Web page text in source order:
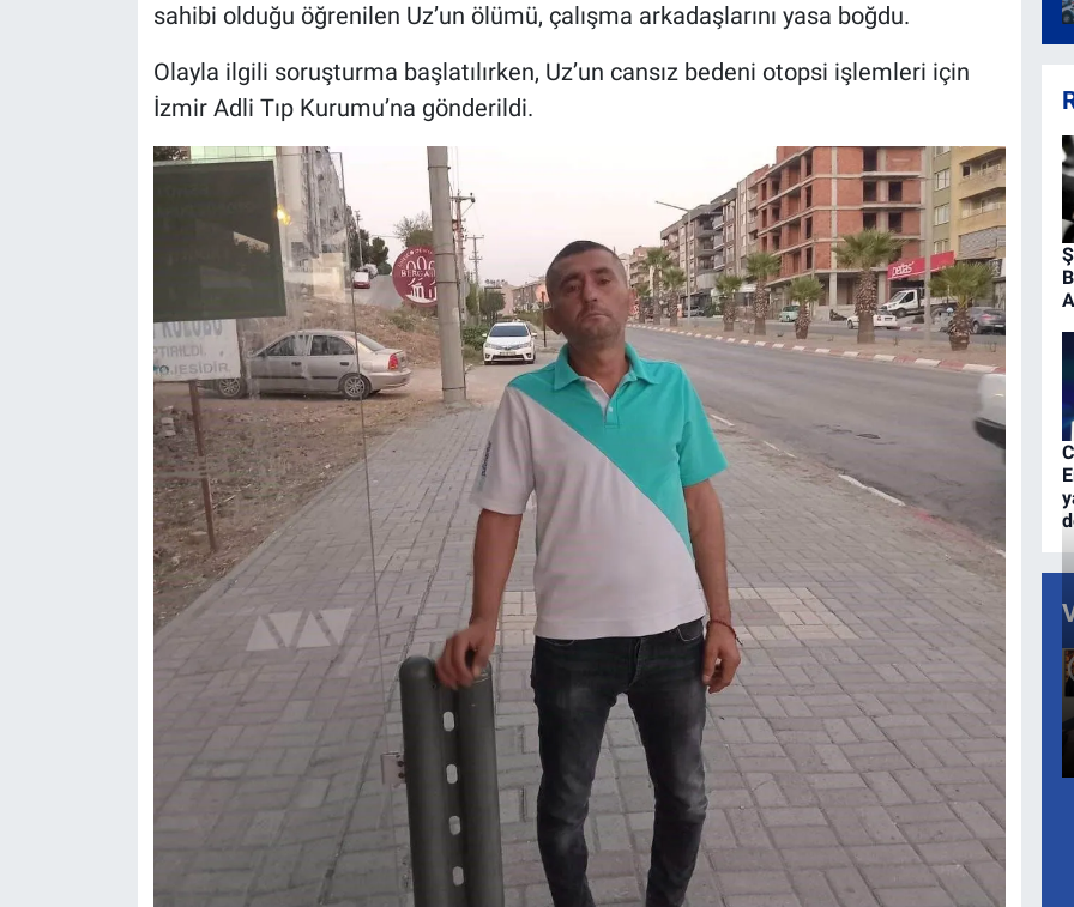
sahibi olduğu öğrenilen Uz’un ölümü, çalışma arkadaşlarını yasa boğdu.
Olayla ilgili soruşturma başlatılırken, Uz’un cansız bedeni otopsi işlemleri için
İzmir Adli Tıp Kurumu’na gönderildi.